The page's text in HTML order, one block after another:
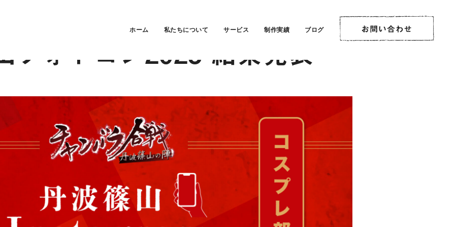
ホーム 私たちについて サービス 制作実績 ブログ
フォトコン2023 結果発表